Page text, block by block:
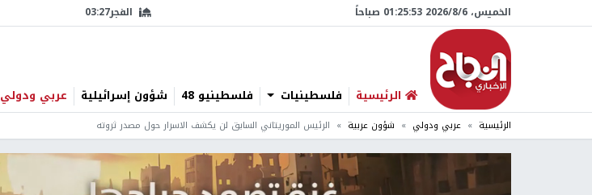
الخميس، 6/‏8/‏2026 01:25:54 صباحاً الفجر03:27
الرئيسية فلسطينيات فلسطينيو 48 شؤون إسرائيلية عربي ودولي
الرئيسية عربي ودولي شؤون عربية الرئيس الموريتاني السابق لن يكشف الاسرار حول مصدر ثروته